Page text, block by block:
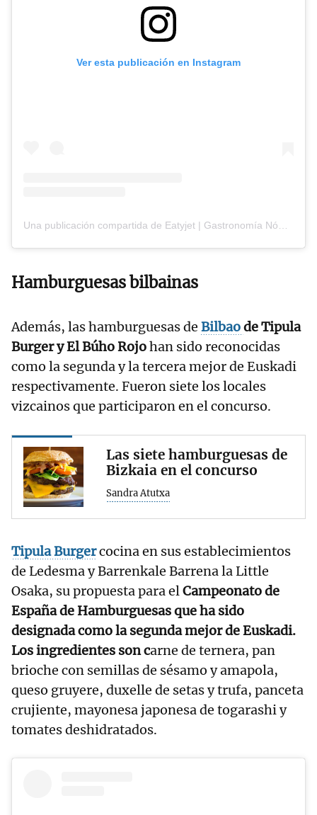
Ver esta publicación en Instagram
Hamburguesas bilbainas
Además, las hamburguesasde Bilbaode Tipula
Burger y El Búho Rojohan sido reconocidas
como la segunda y la tercera mejor de Euskadi
respectivamente. Fueron siete los locales
vizcainos que participaron en el concurso.
Las siete hamburguesas de
Bizkaia en el concurso
Sandra Atutxa
Tipula Burgercocina en sus establecimientos
de Ledesma y Barrenkale Barrena la Little
Osaka, su propuesta para elCampeonato de
España de Hamburguesas que ha sido
designada como la segunda mejor de Euskadi.
Los ingredientes son carne de ternera, pan
brioche con semillas de sésamo y amapola,
queso gruyere, duxelle de setas y trufa, panceta
crujiente, mayonesa japonesa de togarashi y
tomates deshidratados.